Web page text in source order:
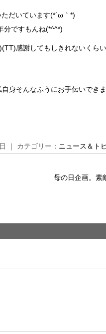
だいています(*´ω｀*)
分ですもんね(*^^*)
感謝してもしきれないくら
身そんなふうにお手伝いでき
｜ カテゴリー： ニュース＆ト
母の日企画。素